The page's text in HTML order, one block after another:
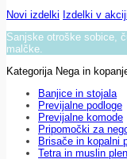
Novi izdelki Izdelki v akciji
Sanjske otroške sobice,
malčke.
Kategorija Nega in
Banjice in stojala
Previjalne podloge
Previjalne komode
Pripomočki za
Brisače in kopalni
Tetra in muslin